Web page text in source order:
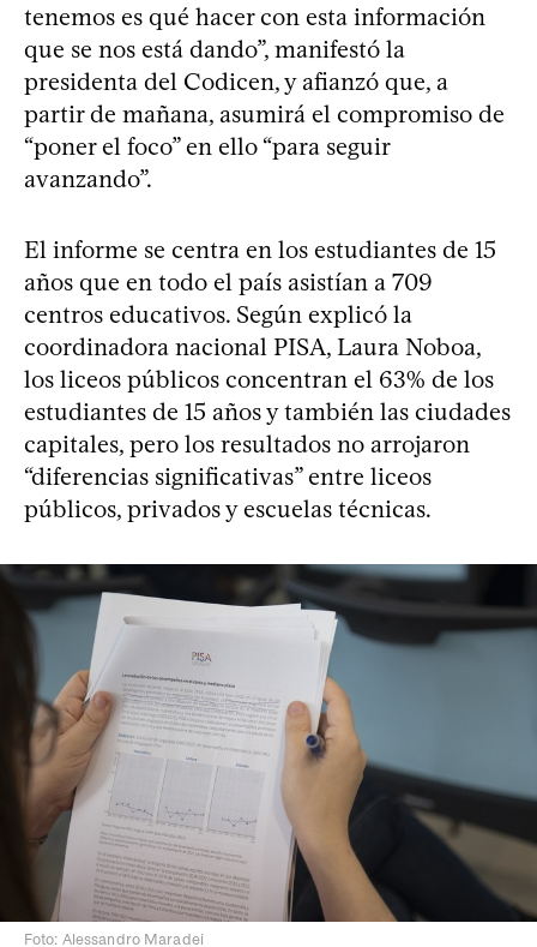
tenemos es qué hacer con esta información
que se nos está dando”, manifestó la
presidenta del Codicen, y afianzó que, a
partir de mañana, asumirá el compromiso de
“poner el foco” en ello “para seguir
avanzando”.
El informe se centra en los estudiantes de 15
años que en todo el país asistían a 709
centros educativos. Según explicó la
coordinadora nacional PISA, Laura Noboa,
los liceos públicos concentran el 63% de los
estudiantes de 15 años y también las ciudades
capitales, pero los resultados no arrojaron
“diferencias significativas” entre liceos
públicos, privados y escuelas técnicas.
Foto: Alessandro Maradei